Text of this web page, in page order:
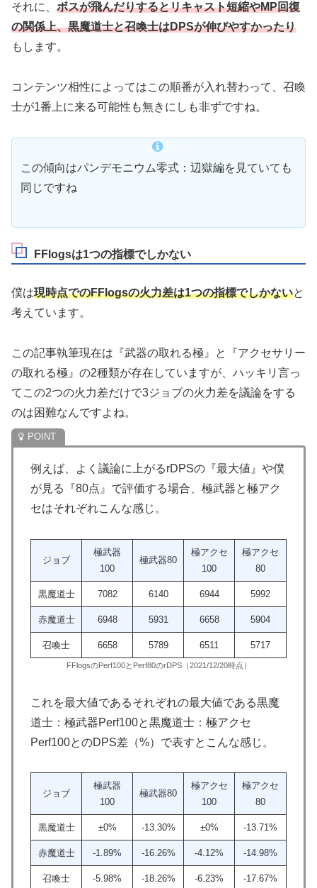
それに、 ボスが飛んだりするとリキャスト短縮やMP回復
の関係上、黒魔道士と召喚士はDPSが伸びやすかったり
もします。
コンテンツ相性によってはこの順番が入れ替わって、召喚
士が1番上に来る可能性も無きにしも非ずですね。
この傾向はパンデモニウム零式：辺獄編を見ていても
同じですね
FFlogsは1つの指標でしかない
僕は現時点でのFFlogsの火力差は1つの指標でしかないと
考えています。
この記事執筆現在は『武器の取れる極』と『アクセサリー
の取れる極』の2種類が存在していますが、ハッキリ言っ
てこの2つの火力差だけで3ジョブの火力差を議論をする
のは困難なんですよね。
例えば、よく議論に上がるrDPSの『最大値』や僕
が見る『80点』で評価する場合、極武器と極アク
セはそれぞれこんな感じ。
ジョブ
極武器
100
極武器80
極アクセ
100
極アクセ
80
黒魔道士 7082 6140 6944 5992
赤魔道士 6948 5931 6658 5904
召喚士 6658 5789 6511 5717
FFlogsのPerf100とPerf80のrDPS（2021/12/20時点）
これを最大値であるそれぞれの最大値である黒魔
道士：極武器Perf100と黒魔道士：極アクセ
Perf100とのDPS差（%）で表すとこんな感じ。
ジョブ
極武器
100
極武器80
極アクセ
100
極アクセ
80
黒魔道士 ±0% -13.30% ±0% -13.71%
赤魔道士 -1.89% -16.26% -4.12% -14.98%
召喚士 -5.98% -18.26% -6.23% -17.67%